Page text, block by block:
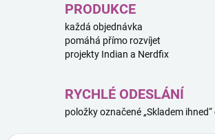
PRODUKCE
každá objednávka
pomáhá přímo rozvíjet
projekty Indian a Nerdfix
RYCHLÉ ODESLÁNÍ
položky označené „Skladem